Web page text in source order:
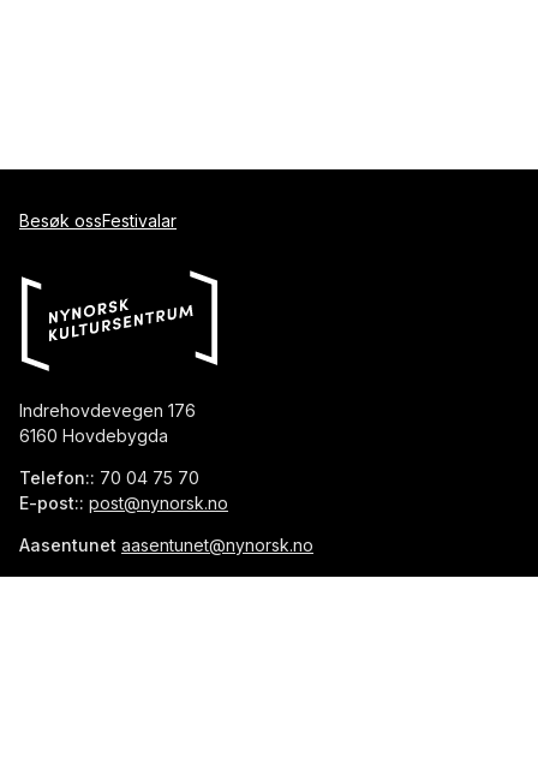
Besøk ossFestivalar
Indrehovdevegen 176
6160 Hovdebygda
Telefon:: 70 04 75 70
E-post:: post@nynorsk.no
Aasentunet aasentunet@nynorsk.no